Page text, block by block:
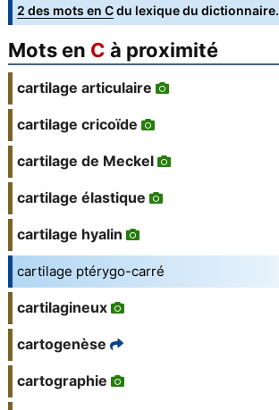
2 des mots en Cdu lexique du dictionnaire.
Mots en C à proximité
cartilage articulaire
cartilage cricoïde
cartilage de Meckel
cartilage élastique
cartilage hyalin
cartilage ptérygo-carré
cartilagineux
cartogenèse
cartographie